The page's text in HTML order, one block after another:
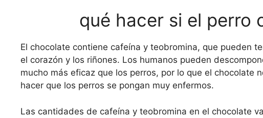
qué hacer si el perro
El chocolate contiene cafeína y teobromina, que pueden
el corazón y los riñones. Los humanos pueden
mucho más eficaz que los perros, por lo que el chocolate
hacer que los perros se pongan muy enfermos.
Las cantidades de cafeína y teobromina en el chocolate